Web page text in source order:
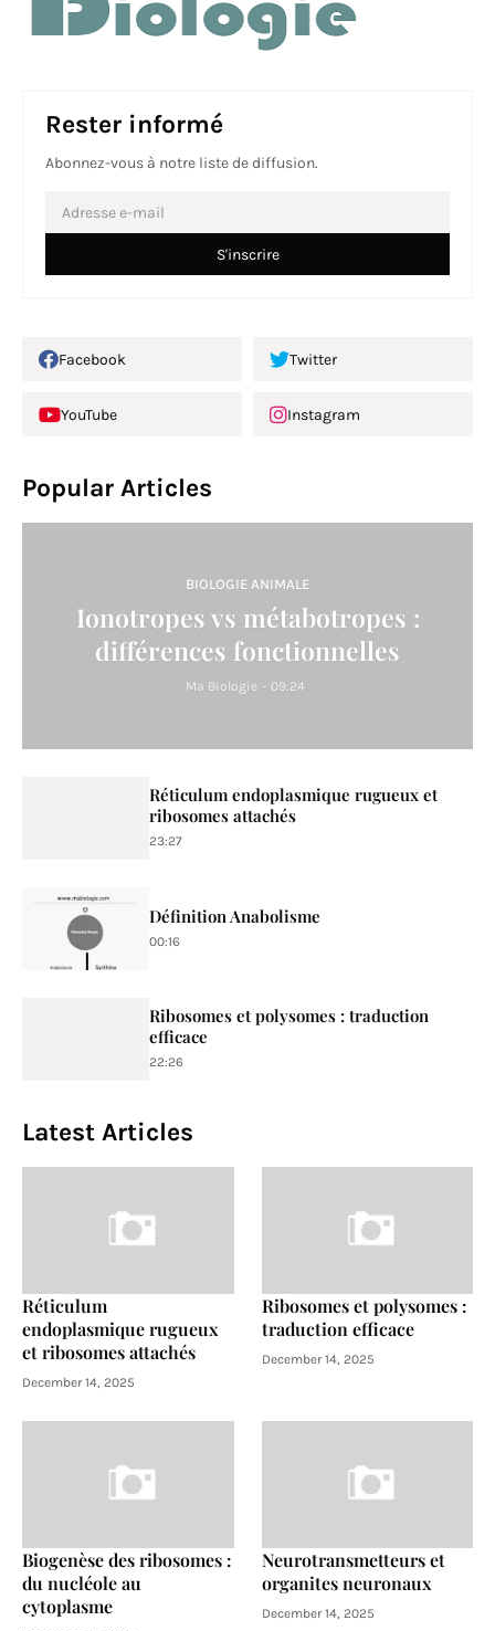
Rester informé
Abonnez-vous à notre liste de diffusion.
Facebook Twitter
YouTube Instagram
Popular Articles
BIOLOGIE ANIMALE
Ionotropes vs métabotropes :
différences fonctionnelles
Ma Biologie - 09:24
Réticulum endoplasmique rugueux et
ribosomes attachés
23:27
Définition Anabolisme
00:16
Ribosomes et polysomes : traduction
efficace
22:26
Latest Articles
Réticulum
endoplasmique rugueux
et ribosomes attachés
December 14, 2025
Ribosomes et polysomes :
traduction efficace
December 14, 2025
Biogenèse des ribosomes :
du nucléole au
cytoplasme
Neurotransmetteurs et
organites neuronaux
December 14, 2025